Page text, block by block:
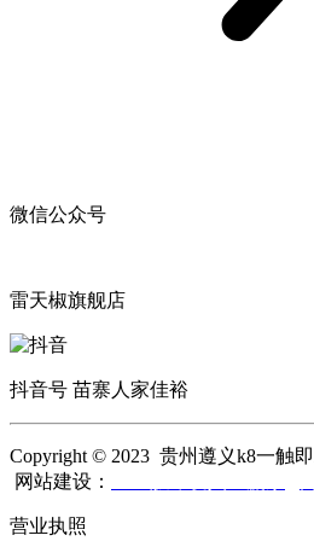
微信公众号
雷天椒旗舰店
抖音号 苗寨人家佳裕
Copyright © 2023 贵州遵义k8一触
网站建设：
营业执照